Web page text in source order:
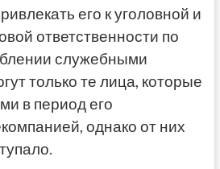
его к уголовной и
ответственности по
служебными
только те лица, которые
в период его
однако от них